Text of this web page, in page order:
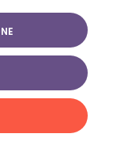
409,00 zł